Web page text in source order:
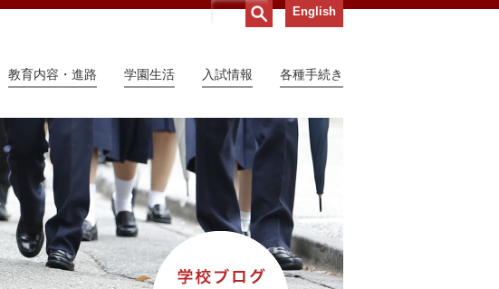
English
教育内容・進路 学園生活 入試情報 各種手続き